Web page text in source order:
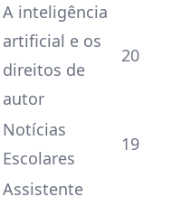
A inteligência
artificial e os
direitos de
autor
20
Notícias
Escolares
19
Assistente